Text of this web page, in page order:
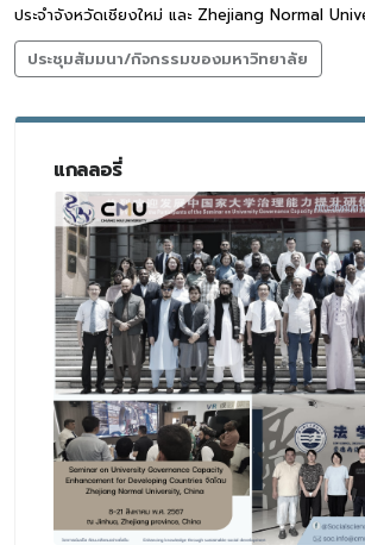
ประจำจังหวัดเชียงใหม่ และ Zhejiang Normal
ประชุมสัมมนา/กิจกรรมของมหาวิทยาลัย
แกลลอรี่